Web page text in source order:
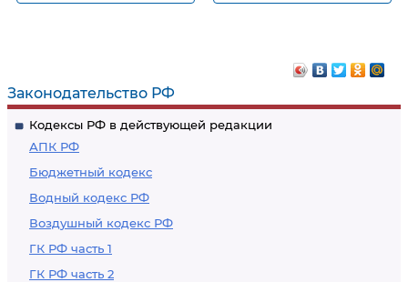
Законодательство РФ
Кодексы РФ в действующей редакции
АПК РФ
Бюджетный кодекс
Водный кодекс РФ
Воздушный кодекс РФ
ГК РФ часть 1
ГК РФ часть 2
терроризма